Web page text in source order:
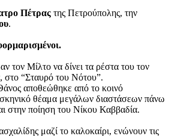
Πέτρας της Πετρούπολης, την
.
τον Μίλτο να δίνει τα ρέστα του τον
στο “Σταυρό του Νότου”.
αποθεώθηκε από το κοινό
θέαμα μεγάλων διαστάσεων πάνω
στην ποίηση του Νίκου Καββαδία.
μαζί το καλοκαίρι, ενώνουν τις